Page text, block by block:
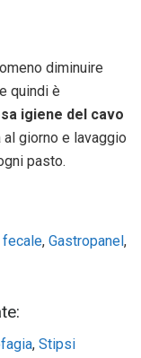
diminuire
quindi è
igiene del cavo
giorno e lavaggio
pasto.
fecale, Gastropanel,
, Stipsi